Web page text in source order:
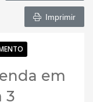
Imprimir
em
3